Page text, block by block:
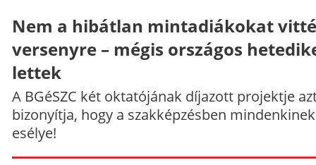
Nem a hibátlan mintadiákokat
versenyre – mégis országos
lettek
A BGéSZC két oktatójának díjazott projektje
bizonyítja, hogy a szakképzésben
esélye!